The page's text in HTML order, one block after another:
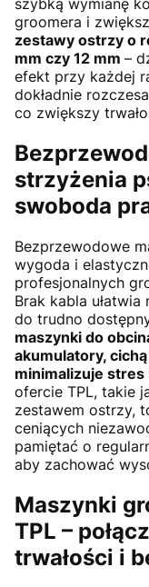
szybką wymianę
groomera i
zestawy ostrzy o
mm czy 12 mm –
efekt przy każdej
dokładnie
co zwiększy
strzyżenia
swoboda
Bezprzewodowe
wygoda i
profesjonalnych
Brak kabla
do trudno
maszynki do
akumulatory,
minimalizuje stres
ofercie TPL, takie
zestawem ostrzy,
ceniących
pamiętać o
aby zachować
Maszynki
TPL –
trwałości i